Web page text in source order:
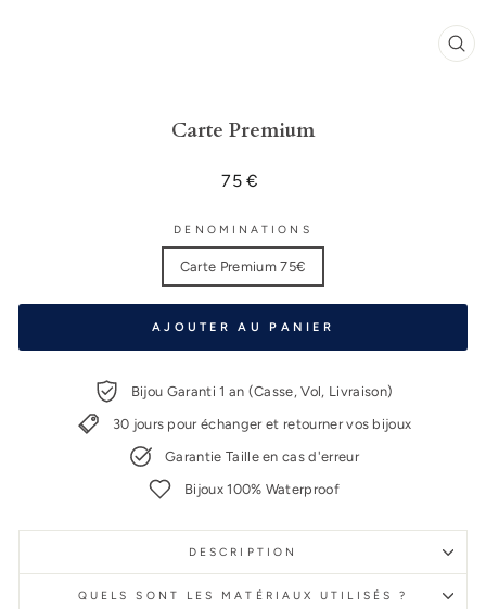
Carte Premium
Prix
75 €
DENOMINATIONS
Carte Premium 75€
AJOUTER AU PANIER
Bijou Garanti 1 an (Casse, Vol, Livraison)
30 jours pour échanger et retourner vos bijoux
Garantie Taille en cas d'erreur
Bijoux 100% Waterproof
DESCRIPTION
QUELS SONT LES MATÉRIAUX UTILISÉS ?